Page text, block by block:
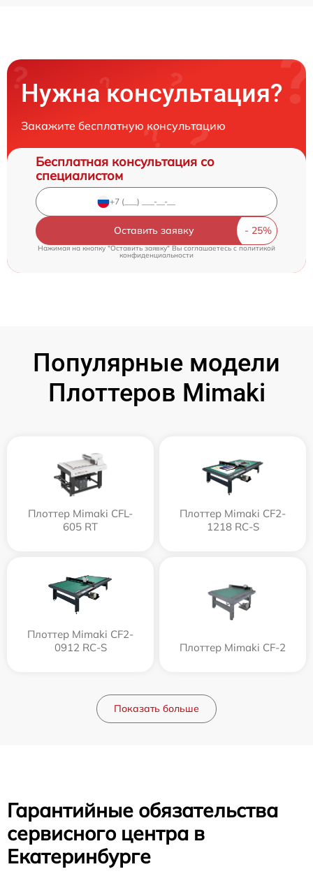
Нужна консультация?
Закажите бесплатную консультацию
Бесплатная консультация со
специалистом
Оставить заявку
Нажимая на кнопку "Оставить заявку" Вы соглашаетесь cполитикой
конфиденциальности
Популярные модели
Плоттеров Mimaki
Плоттер Mimaki CFL-
605 RT
Плоттер Mimaki CF2-
1218 RC-S
Плоттер Mimaki CF2-
0912 RC-S
Плоттер Mimaki CF-2
Показать больше
Гарантийные обязательства
сервисного центра в
Екатеринбурге